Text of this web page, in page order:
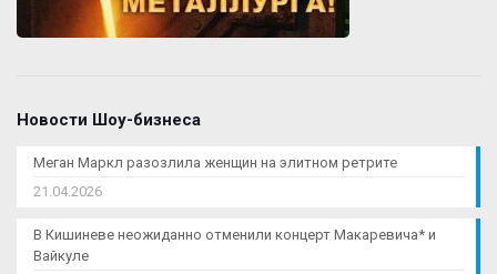
Новости Шоу-бизнеса
Меган Маркл разозлила женщин на элитном ретрите
21.04.2026
В Кишиневе неожиданно отменили концерт Макаревича* и
Вайкуле